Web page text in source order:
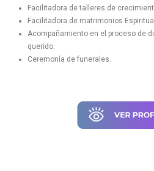
Facilitadora de talleres de
Facilitadora de matrimonios
Acompañamiento en el proceso de
querido.
Ceremonía de funerales.